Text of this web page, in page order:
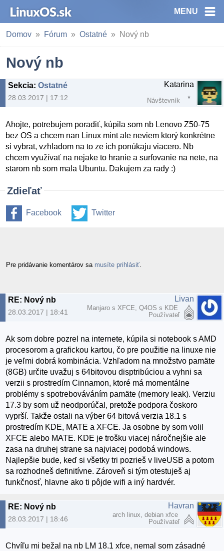
MENU
Domov Fórum Ostatné Nový nb
Nový nb
Sekcia: Ostatné
28.03.2017 | 17:12
Katarina
Návštevník
Ahojte, potrebujem poradiť, kúpila som nb Lenovo Z50-75
bez OS a chcem nan Linux mint ale neviem ktorý konkrétne
si vybrat, vzhladom na to ze ich ponúkaju viacero. Nb
chcem využívať na nejake to hranie a surfovanie na nete, na
starom nb som mala Ubuntu. Dakujem za rady :)
Zdieľať
Facebook Twitter
Pre pridávanie komentárov sa musíte prihlásiť
RE: Nový nb
28.03.2017 | 18:41
Livan
Manjaro s XFCE, Q4OS s KDE
Používateľ
Ak som dobre pozrel na internete, kúpila si notebook s AMD
procesorom a grafickou kartou, čo pre použitie na linuxe nie
je veľmi dobrá kombinácia. Vzhľadom na množstvo pamäte
(8GB) určite uvažuj s 64bitovou disptribúciou a vyhni sa
verzii s prostredím Cinnamon, ktoré má momentálne
problémy s spotrebováváním pamäte (memory leak). Verziu
17.3 by som už neodporúčal, pretože podpora čoskoro
vyprší. Takže ostali na výber 64 bitová verzia 18.1 s
prostredím KDE, MATE a XFCE. Ja osobne by som volil
XFCE alebo MATE. KDE je trošku viacej náročnejšie ale
zasa na druhej strane sa najviacej podobá windows.
Najlepšie bude, keď si všetky tri pozrieš v liveUSB a potom
sa rozhodneš definitívne. Zároveň si tým otestuješ aj
funkčnosť, hlavne ako ti pôjde wifi a iný hardvér.
RE: Nový nb
28.03.2017 | 18:46
Havran
arch linux, debian xfce
Používateľ
Chvíľu mi bežal na nb LM 18.1 xfce, nemal som zásadné